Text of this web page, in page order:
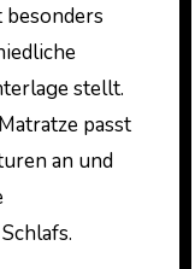
stellt.
passt
an und